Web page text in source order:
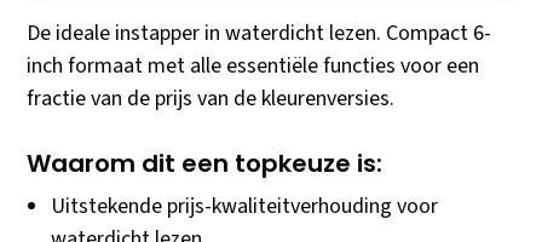
De ideale instapper in waterdicht lezen. Compact 6-
inch formaat met alle essentiële functies voor een
fractie van de prijs van de kleurenversies.
Waarom dit een topkeuze is:
Uitstekende prijs-kwaliteitverhouding voor